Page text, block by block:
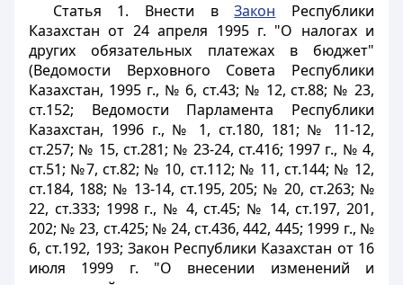
Статья 1. Внести вЗакон Республики
Казахстан от 24 апреля 1995 г. "О налогах и
других обязательных платежах в бюджет"
(Ведомости Верховного Совета Республики
Казахстан, 1995 г., № 6, ст.43; № 12, ст.88; № 23,
ст.152; Ведомости Парламента Республики
Казахстан, 1996 г., № 1, ст.180, 181; № 11-12,
ст.257; № 15, ст.281; № 23-24, ст.416; 1997 г., № 4,
ст.51; №7, ст.82; № 10, ст.112; № 11, ст.144; № 12,
ст.184, 188; № 13-14, ст.195, 205; № 20, ст.263; №
22, ст.333; 1998 г., № 4, ст.45; № 14, ст.197, 201,
202; № 23, ст.425; № 24, ст.436, 442, 445; 1999 г., №
6, ст.192, 193; Закон Республики Казахстан от 16
июля 1999 г. "О внесении изменений и